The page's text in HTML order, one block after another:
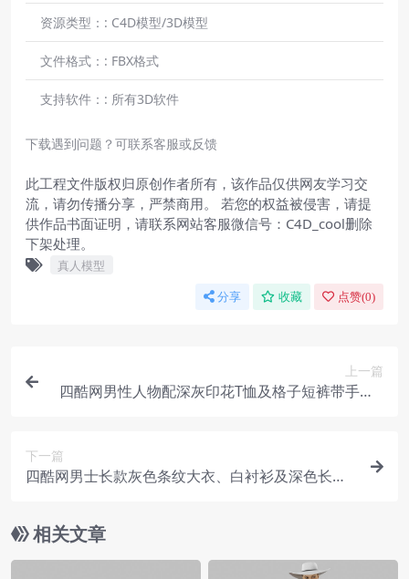
资源类型：: C4D模型/3D模型
文件格式：: FBX格式
支持软件：: 所有3D软件
下载遇到问题？可联系客服或反馈
此工程文件版权归原创作者所有，该作品仅供网友学习交
流，请勿传播分享，严禁商用。 若您的权益被侵害，请提
供作品书面证明，请联系网站客服微信号：C4D_cool删除
下架处理。
真人模型
分享 收藏 点赞(0)
上一篇
四酷网男性人物配深灰印花T恤及格子短裤带手表C
下一篇
四酷网男士长款灰色条纹大衣、白衬衫及深色长裤C
相关文章